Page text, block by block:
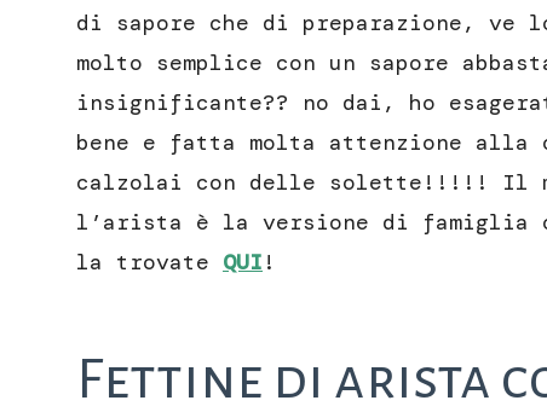
di sapore che di preparazione, ve
molto semplice con un sapore
insignificante?? no dai, ho
bene e fatta molta attenzione alla
calzolai con delle solette!!!!! Il
l’arista è la versione di famiglia
la trovate QUI !
Fettine di arista